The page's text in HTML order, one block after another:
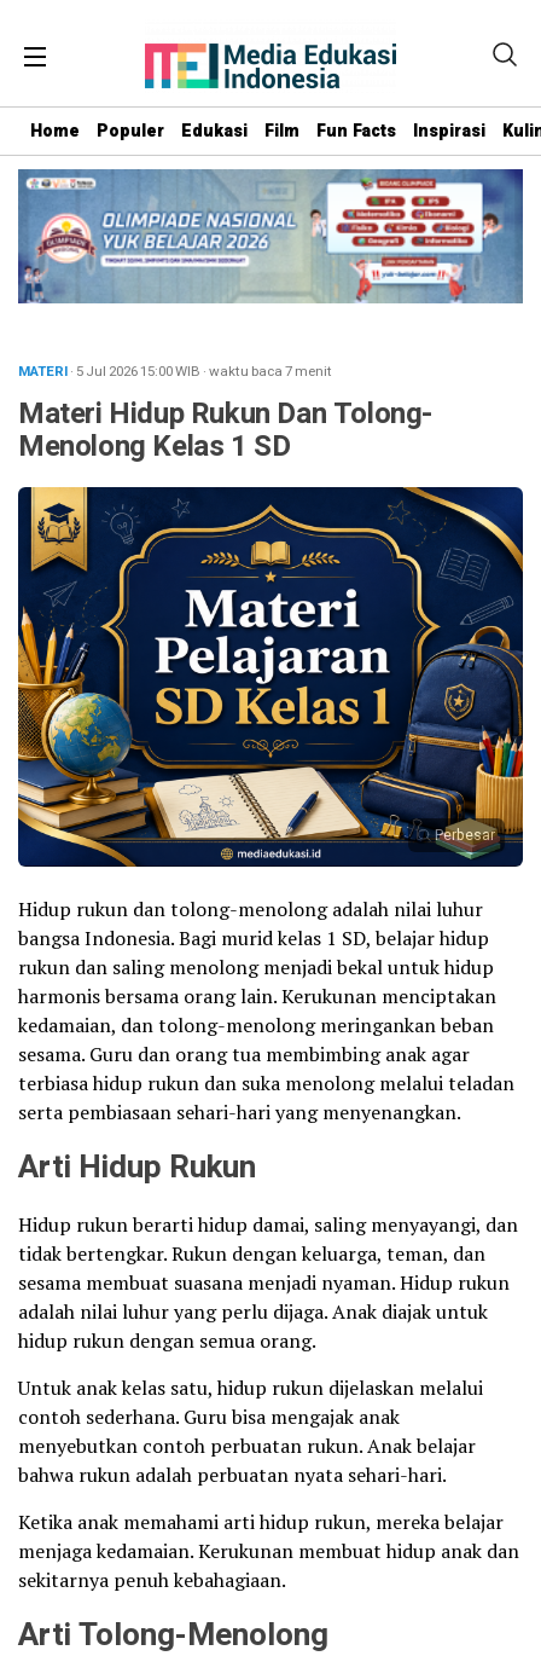
Home Populer Edukasi Film Fun Facts Inspirasi
MATERI· 5 Jul 202615:00WIB ·waktu baca 7 menit
Materi Hidup Rukun Dan Tolong-
Menolong Kelas 1 SD
Perbesar
Hidup rukun dan tolong-menolong adalah nilai luhur
bangsa Indonesia. Bagi murid kelas 1 SD, belajar hidup
rukun dan saling menolong menjadi bekal untuk hidup
harmonis bersama orang lain. Kerukunan menciptakan
kedamaian, dan tolong-menolong meringankan beban
sesama. Guru dan orang tua membimbing anak agar
terbiasa hidup rukun dan suka menolong melalui teladan
serta pembiasaan sehari-hari yang menyenangkan.
Arti Hidup Rukun
Hidup rukun berarti hidup damai, saling menyayangi, dan
tidak bertengkar. Rukun dengan keluarga, teman, dan
sesama membuat suasana menjadi nyaman. Hidup rukun
adalah nilai luhur yang perlu dijaga. Anak diajak untuk
hidup rukun dengan semua orang.
Untuk anak kelas satu, hidup rukun dijelaskan melalui
contoh sederhana. Guru bisa mengajak anak
menyebutkan contoh perbuatan rukun. Anak belajar
bahwa rukun adalah perbuatan nyata sehari-hari.
Ketika anak memahami arti hidup rukun, mereka belajar
menjaga kedamaian. Kerukunan membuat hidup anak dan
sekitarnya penuh kebahagiaan.
Arti Tolong-Menolong